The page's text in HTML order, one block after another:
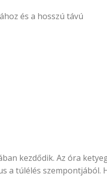
és a hosszú távú
kezdődik. Az óra
a túlélés szempontjából.